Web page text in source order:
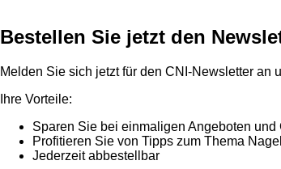
Bestellen Sie jetzt den
Melden Sie sich jetzt für den CNI-Newsletter an
Ihre Vorteile:
Sparen Sie bei einmaligen Angeboten und
Profitieren Sie von Tipps zum Thema
Jederzeit abbestellbar